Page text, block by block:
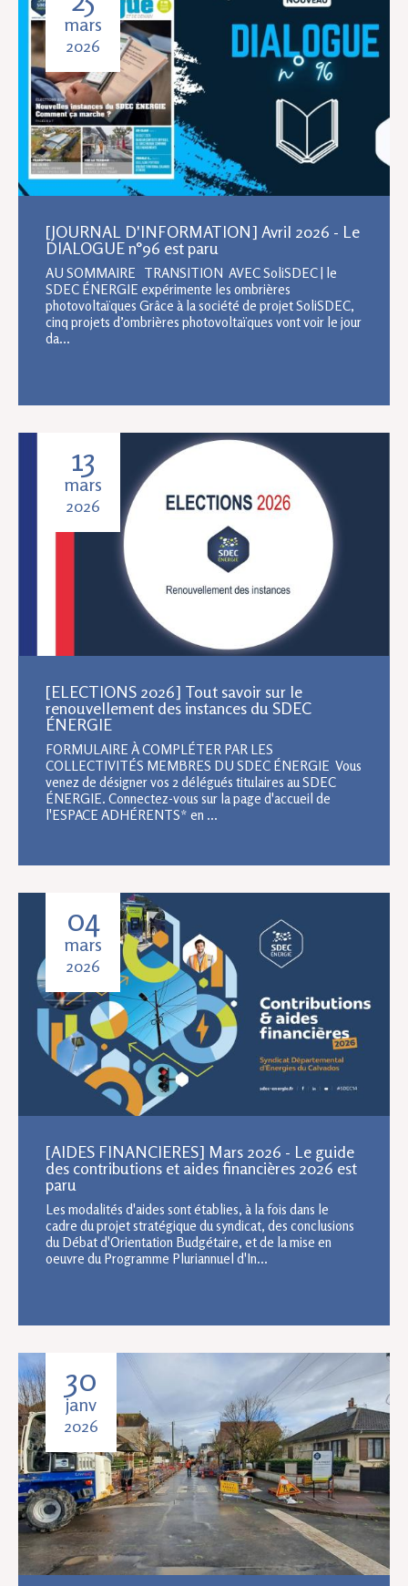
mars
2026
[JOURNAL D'INFORMATION] Avril 2026 - Le
DIALOGUE n°96 est paru
AU SOMMAIRE TRANSITION AVEC SoliSDEC | le
SDEC ÉNERGIE expérimente les ombrières
photovoltaïques Grâce à la société de projet SoliSDEC,
cinq projets d’ombrières photovoltaïques vont voir le jour
da...
13
mars
2026
[ELECTIONS 2026] Tout savoir sur le
renouvellement des instances du SDEC
ÉNERGIE
FORMULAIRE À COMPLÉTER PAR LES
COLLECTIVITÉS MEMBRES DU SDEC ÉNERGIE Vous
venez de désigner vos 2 délégués titulaires au SDEC
ÉNERGIE. Connectez-vous sur la page d'accueil de
l'ESPACE ADHÉRENTS* en ...
04
mars
2026
[AIDES FINANCIERES] Mars 2026 - Le guide
des contributions et aides financières 2026 est
paru
Les modalités d'aides sont établies, à la fois dans le
cadre du projet stratégique du syndicat, des conclusions
du Débat d'Orientation Budgétaire, et de la mise en
oeuvre du Programme Pluriannuel d'In...
30
janv
2026